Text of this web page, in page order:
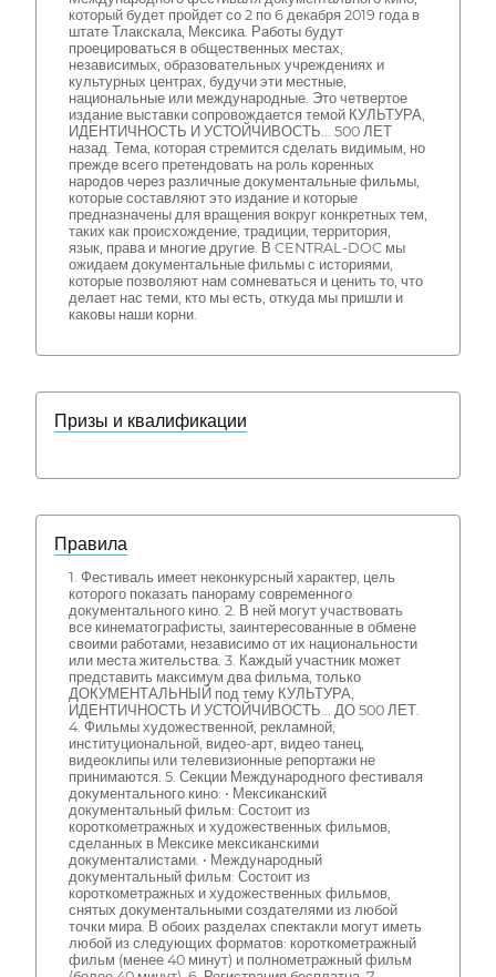
который будет пройдет со 2 по 6 декабря 2019 года в
штате Тлакскала, Мексика. Работы будут
проецироваться в общественных местах,
независимых, образовательных учреждениях и
культурных центрах, будучи эти местные,
национальные или международные. Это четвертое
издание выставки сопровождается темой КУЛЬТУРА,
ИДЕНТИЧНОСТЬ И УСТОЙЧИВОСТЬ... 500 ЛЕТ
назад. Тема, которая стремится сделать видимым, но
прежде всего претендовать на роль коренных
народов через различные документальные фильмы,
которые составляют это издание и которые
предназначены для вращения вокруг конкретных тем,
таких как происхождение, традиции, территория,
язык, права и многие другие. В CENTRAL-DOC мы
ожидаем документальные фильмы с историями,
которые позволяют нам сомневаться и ценить то, что
делает нас теми, кто мы есть, откуда мы пришли и
каковы наши корни.
Призы и квалификации
Правила
1. Фестиваль имеет неконкурсный характер, цель
которого показать панораму современного
документального кино. 2. В ней могут участвовать
все кинематографисты, заинтересованные в обмене
своими работами, независимо от их национальности
или места жительства. 3. Каждый участник может
представить максимум два фильма, только
ДОКУМЕНТАЛЬНЫЙ под тему КУЛЬТУРА,
ИДЕНТИЧНОСТЬ И УСТОЙЧИВОСТЬ... ДО 500 ЛЕТ.
4. Фильмы художественной, рекламной,
институциональной, видео-арт, видео танец,
видеоклипы или телевизионные репортажи не
принимаются. 5. Секции Международного фестиваля
документального кино: • Мексиканский
документальный фильм: Состоит из
короткометражных и художественных фильмов,
сделанных в Мексике мексиканскими
документалистами. • Международный
документальный фильм: Состоит из
короткометражных и художественных фильмов,
снятых документальными создателями из любой
точки мира. В обоих разделах спектакли могут иметь
любой из следующих форматов: короткометражный
фильм (менее 40 минут) и полнометражный фильм